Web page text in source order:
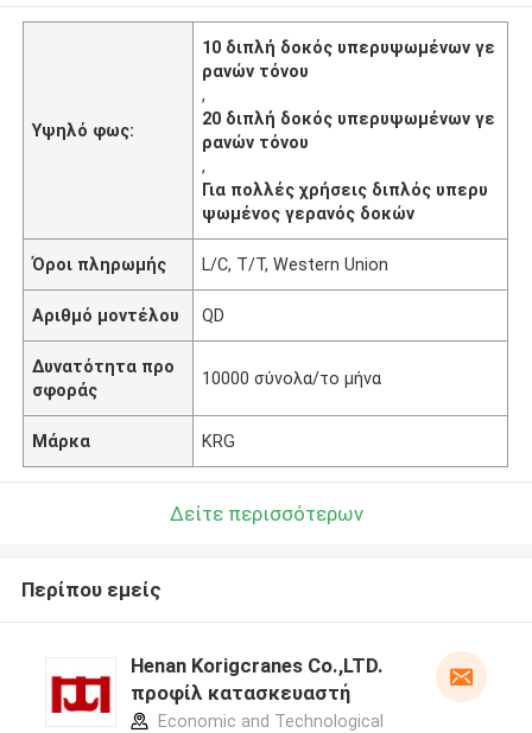
Υψηλό φως:
10 διπλή δοκός υπερυψωμένων γε
ρανών τόνου
,
20 διπλή δοκός υπερυψωμένων γε
ρανών τόνου
,
Για πολλές χρήσεις διπλός υπερυ
ψωμένος γερανός δοκών
Όροι πληρωμής L/C, T/T, Western Union
Αριθμό μοντέλου QD
Δυνατότητα προ
σφοράς
10000 σύνολα/το μήνα
Μάρκα KRG
Δείτε περισσότερων
Περίπου εμείς
Henan Korigcranes Co.,LTD.
προφίλ κατασκευαστή
Economic and Technological